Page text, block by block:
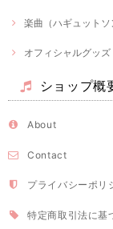
楽曲（ハギュットソ
オフィシャルグッズ
ショップ概
About
Contact
プライバシーポリ
特定商取引法に基